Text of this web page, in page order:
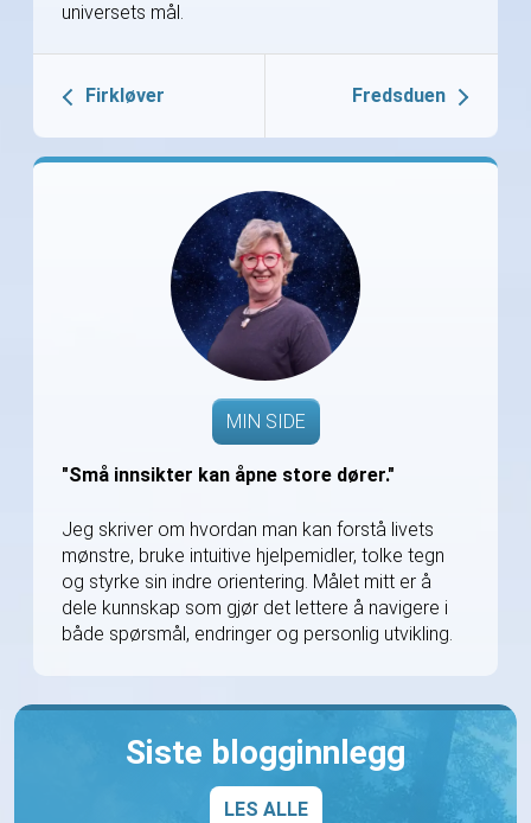
universets mål.
Firkløver Fredsduen
MIN SIDE
"Små innsikter kan åpne store dører."
Jeg skriver om hvordan man kan forstå livets
mønstre, bruke intuitive hjelpemidler, tolke tegn
og styrke sin indre orientering. Målet mitt er å
dele kunnskap som gjør det lettere å navigere i
både spørsmål, endringer og personlig utvikling.
Siste blogginnlegg
LES ALLE